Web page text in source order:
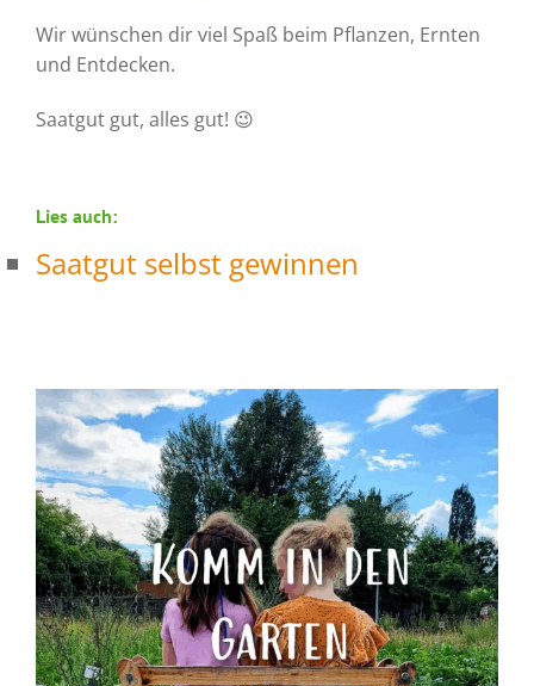
Wir wünschen dir viel Spaß beim Pflanzen, Ernten
und Entdecken.
Saatgut gut, alles gut! 😉
Lies auch:
Saatgut selbst gewinnen